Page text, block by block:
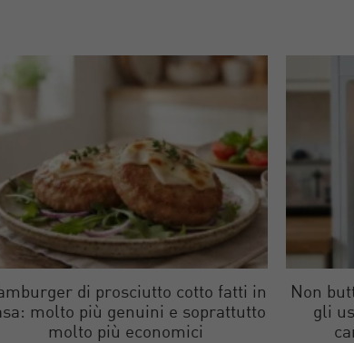
di prosciutto cotto fatti in
molto più genuini e soprattutto
molto più economici
Non
gli